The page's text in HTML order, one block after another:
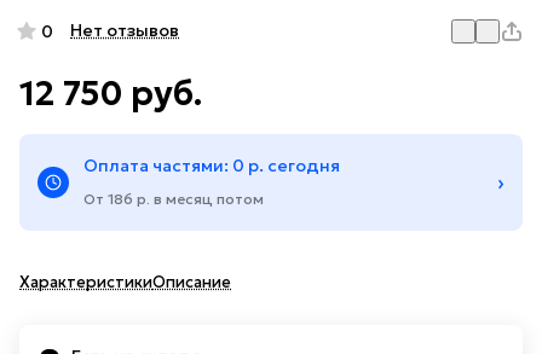
0 Нет отзывов
12 750 руб.
Оплата частями: 0 р. сегодня
От 186 р. в месяц потом
›
ХарактеристикиОписание